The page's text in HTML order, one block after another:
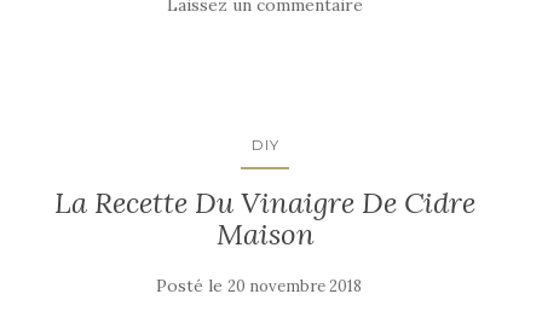
Laissez un commentaire
DIY
La Recette Du Vinaigre De Cidre
Maison
Posté le 20 novembre 2018